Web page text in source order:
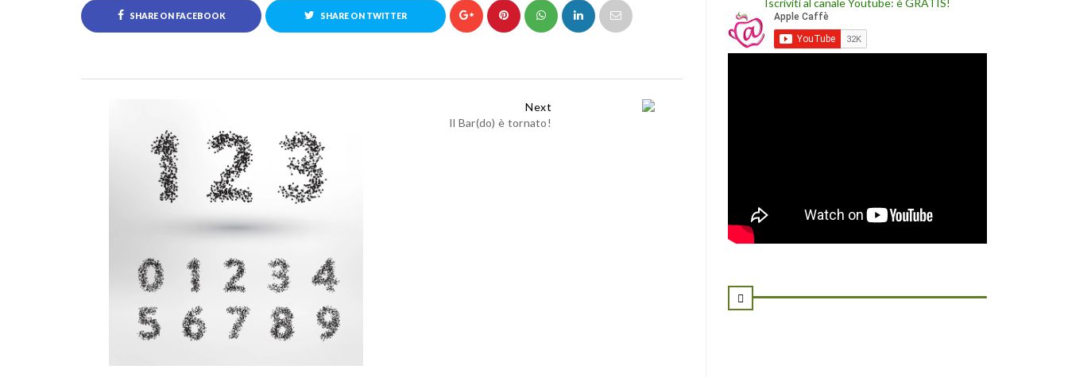
SHARE ON FACEBOOK SHARE ON TWITTER
Next
Il Bar(do) è tornato!
Iscriviti al canale Youtube: è GRATIS!
